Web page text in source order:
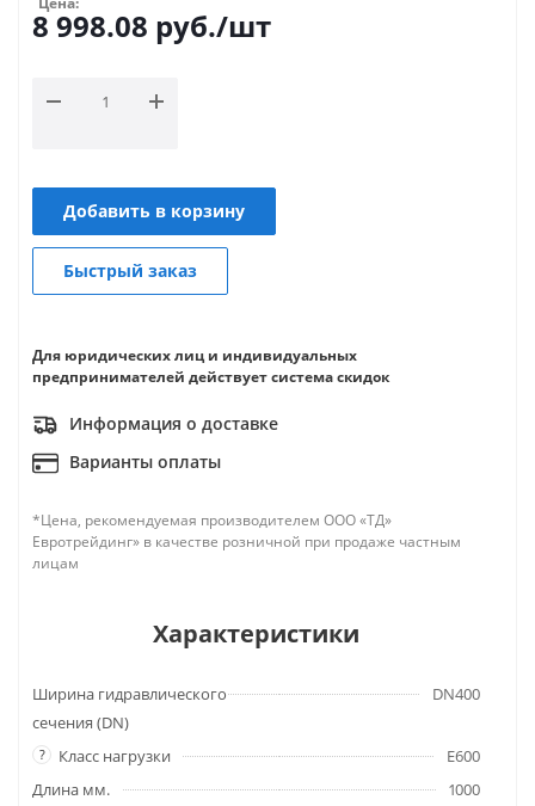
8 998.08 руб./шт
Добавить в корзину
Быстрый заказ
Для юридических лиц и индивидуальных
предпринимателей действует система скидок
Информация о доставке
Варианты оплаты
*Цена, рекомендуемая производителем ООО «ТД»
Евротрейдинг» в качестве розничной при продаже частным
лицам
Характеристики
Ширина гидравлического
сечения (DN)
DN400
? Класс нагрузки
E600
Длина мм.
1000